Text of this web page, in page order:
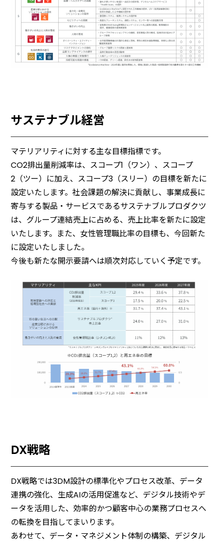
サステナブル経営
マテリアリティに対する主な目標指標です。
CO2排出量削減率は、スコープ1（ワン）、スコープ
2（ツー）に加え、スコープ3（スリー）の目標を新たに
設定いたします。社会課題の解決に貢献し、事業成⾧に
寄与する製品・サービスであるサステナブルプロダクツ
は、グループ連結売上に占める、売上比率を新たに設定
いたします。また、女性管理職比率の目標も、今回新た
に設定いたしました。
今後も新たな開示要請へは順次対応していく予定です。
DX戦略
DX戦略では3DM設計の標準化やプロセス改革、データ
連携の強化、生成AIの活用促進など、デジタル技術やデ
ータを活用した、効率的かつ顧客中心の業務プロセスへ
の転換を目指してまいります。
あわせて、データ・マネジメント体制の構築、デジタル